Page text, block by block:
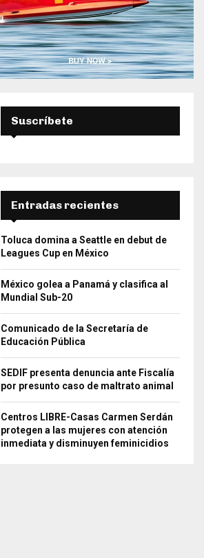
Suscríbete
Entradas recientes
Toluca domina a Seattle en debut de
Leagues Cup en México
México golea a Panamá y clasifica al
Mundial Sub-20
Comunicado de la Secretaría de
Educación Pública
SEDIF presenta denuncia ante Fiscalía
por presunto caso de maltrato animal
Centros LIBRE-Casas Carmen Serdán
protegen a las mujeres con atención
inmediata y disminuyen feminicidios